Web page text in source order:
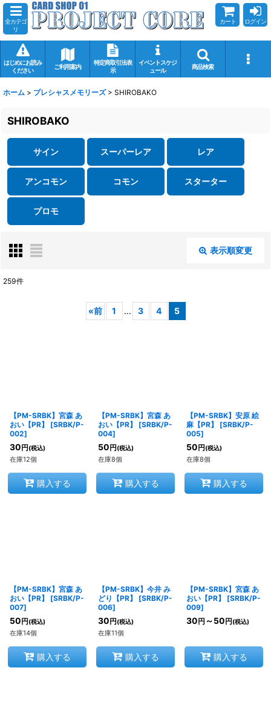
全カテゴ
リ
カート ログイン
はじめにお読み
ください
ご利用案内
特定商取引法表
示
イベントスケジ
ュール
商品検索
ホーム > プレシャスメモリーズ > SHIROBAKO
SHIROBAKO
サイン スーパーレア レア
アンコモン コモン スターター
プロモ
表示順変更
259件
«前 1 ... 3 4 5
【PM-SRBK】宮森 あ
おい【PR】
[SRBK/P-
002]
30 円 (税込)
在庫12個
購入する
【PM-SRBK】宮森 あ
おい【PR】
[SRBK/P-
004]
50 円 (税込)
在庫8個
購入する
【PM-SRBK】安原 絵
麻【PR】
[SRBK/P-
005]
50 円 (税込)
在庫8個
購入する
【PM-SRBK】宮森 あ
おい【PR】
[SRBK/P-
007]
50 円 (税込)
在庫14個
購入する
【PM-SRBK】今井 み
どり【PR】
[SRBK/P-
006]
30 円 (税込)
在庫11個
購入する
【PM-SRBK】宮森 あ
おい【PR】
[SRBK/P-
009]
30 円 ～50 円 (税込)
購入する